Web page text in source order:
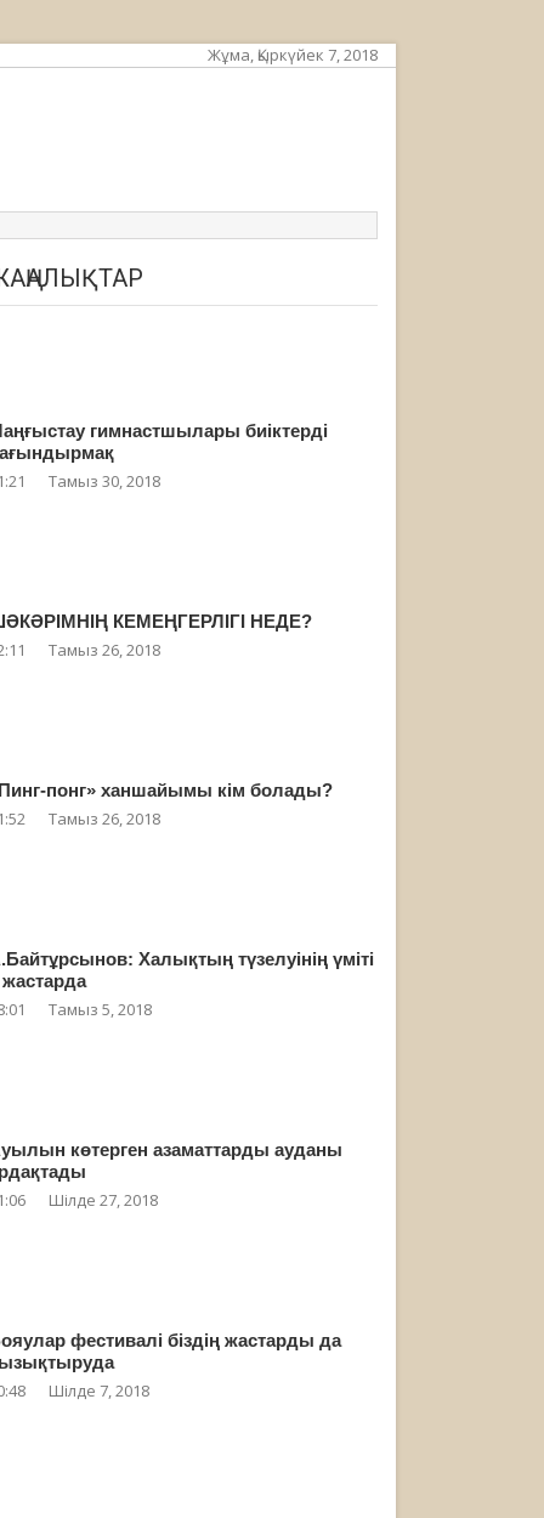
Жұма, Қыркүйек 7, 2018
гимнастшылары биіктерді
Тамыз 30, 2018
КЕМЕҢГЕРЛІГІ НЕДЕ?
Тамыз 26, 2018
понг» ханшайымы кім болады?
Тамыз 26, 2018
Халықтың түзелуінің үміті
жастарда
Тамыз 5, 2018
көтерген азаматтарды ауданы
Шілде 27, 2018
фестивалі біздің жастарды да
Шілде 7, 2018